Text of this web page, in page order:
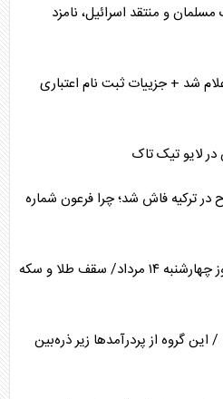
غرب آسیا
ایران
متحدان ایران
و منتقد اسرائیل، نامزد
شد + جزییات ثبت نام اعتباری
در لایو تیک تاک
در ترکیه فاش شد؛ چرا فرعون شماره
آخرین قیمت طلا و سکه امروز چهارشنبه ۱۴ مرداد/ سقف طلا و سکه
این گروه از پردرآمد‌ها زیر ذره‌بین